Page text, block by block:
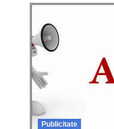
Publicitate